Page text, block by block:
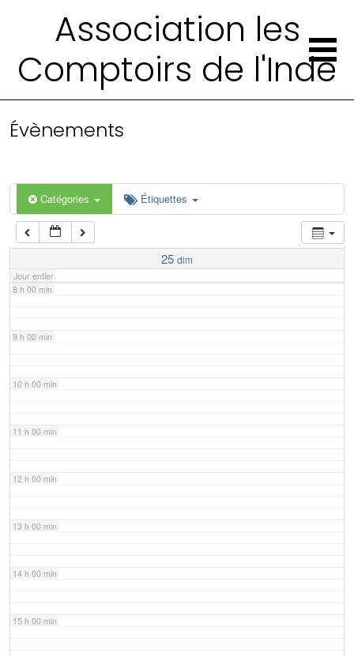
Association les
Comptoirs de l'Inde
Évènements
Catégories Étiquettes
25 dim
Jour entier
4 h 00 min
6 h 00 min
7 h 00 min
8 h 00 min
9 h 00 min
10 h 00 min
11 h 00 min
12 h 00 min
13 h 00 min
14 h 00 min
15 h 00 min